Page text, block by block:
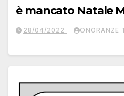
è mancato Natale
28/04/2022 ONORANZE